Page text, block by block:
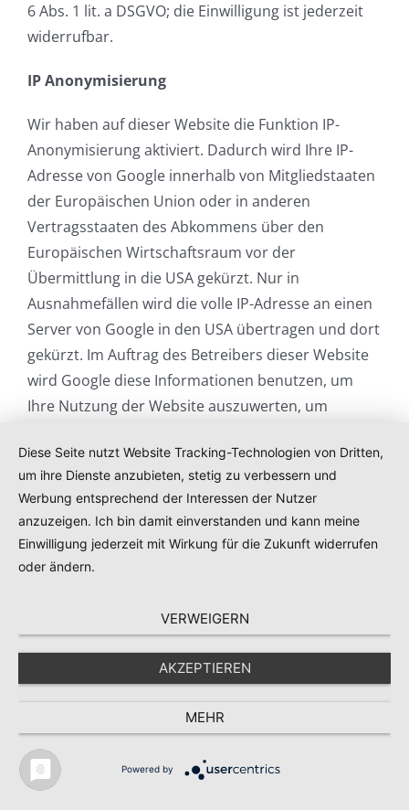
6 Abs. 1 lit. a DSGVO; die Einwilligung ist jederzeit
widerrufbar.
IP Anonymisierung
Wir haben auf dieser Website die Funktion IP-
Anonymisierung aktiviert. Dadurch wird Ihre IP-
Adresse von Google innerhalb von Mitgliedstaaten
der Europäischen Union oder in anderen
Vertragsstaaten des Abkommens über den
Europäischen Wirtschaftsraum vor der
Übermittlung in die USA gekürzt. Nur in
Ausnahmefällen wird die volle IP-Adresse an einen
Server von Google in den USA übertragen und dort
gekürzt. Im Auftrag des Betreibers dieser Website
wird Google diese Informationen benutzen, um
Ihre Nutzung der Website auszuwerten, um
zusammenzustellen und um weitere mit der
Websitenutzung und der Internetnutzung
verbundene Dienstleistungen gegenüber dem
Websitebetreiber zu erbringen. Die im Rahmen von
Google Analytics von Ihrem Browser übermittelte
Google zusammengeführt.
Browser Plugin
entsprechende Einstellung Ihrer Browser-Software
verhindern; wir weisen Sie jedoch darauf hin, dass
Sie in diesem Fall gegebenenfalls nicht sämtliche
Diese Seite nutzt Website Tracking-Technologien von Dritten,
um ihre Dienste anzubieten, stetig zu verbessern und
Werbung entsprechend der Interessen der Nutzer
anzuzeigen. Ich bin damit einverstanden und kann meine
Einwilligung jederzeit mit Wirkung für die Zukunft widerrufen
oder ändern.
VERWEIGERN
AKZEPTIEREN
MEHR
Powered by